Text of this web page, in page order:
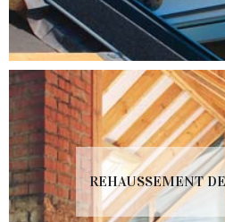
REHAUSSEMENT